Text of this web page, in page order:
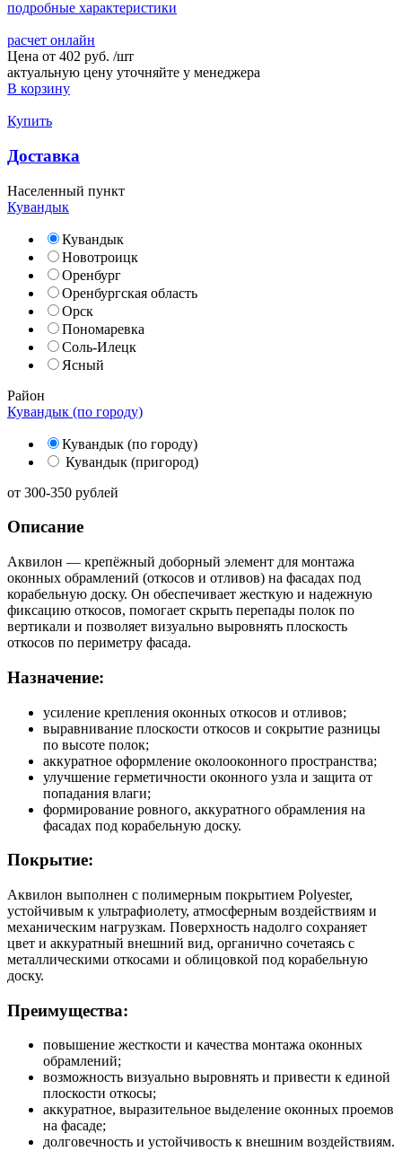
подробные характеристики
расчет онлайн
Цена от 402 руб. /шт
актуальную цену уточняйте у менеджера
В корзину
Купить
Доставка
Населенный пункт
Кувандык
Кувандык
Новотроицк
Оренбург
Оренбургская область
Орск
Пономаревка
Соль-Илецк
Ясный
Район
Кувандык (по городу)
Кувандык (по городу)
Кувандык (пригород)
от 300-350 рублей
Описание
Аквилон — крепёжный доборный элемент для монтажа
оконных обрамлений (откосов и отливов) на фасадах под
корабельную доску. Он обеспечивает жесткую и надежную
фиксацию откосов, помогает скрыть перепады полок по
вертикали и позволяет визуально выровнять плоскость
откосов по периметру фасада.
Назначение:
усиление крепления оконных откосов и отливов;
выравнивание плоскости откосов и сокрытие разницы
по высоте полок;
аккуратное оформление околооконного пространства;
улучшение герметичности оконного узла и защита от
попадания влаги;
формирование ровного, аккуратного обрамления на
фасадах под корабельную доску.
Покрытие:
Аквилон выполнен с полимерным покрытием Polyester,
устойчивым к ультрафиолету, атмосферным воздействиям и
механическим нагрузкам. Поверхность надолго сохраняет
цвет и аккуратный внешний вид, органично сочетаясь с
металлическими откосами и облицовкой под корабельную
доску.
Преимущества:
повышение жесткости и качества монтажа оконных
обрамлений;
возможность визуально выровнять и привести к единой
плоскости откосы;
аккуратное, выразительное выделение оконных проемов
на фасаде;
долговечность и устойчивость к внешним воздействиям.